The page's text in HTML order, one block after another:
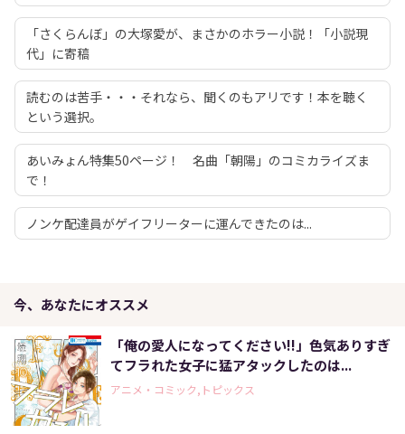
「さくらんぼ」の大塚愛が、まさかのホラー小説！「小説現
代」に寄稿
読むのは苦手・・・それなら、聞くのもアリです！本を聴く
という選択。
あいみょん特集50ページ！ 名曲「朝陽」のコミカライズま
で！
ノンケ配達員がゲイフリーターに運んできたのは...
今、あなたにオススメ
「俺の愛人になってください!!」色気ありすぎ
てフラれた女子に猛アタックしたのは...
アニメ・コミック,トピックス